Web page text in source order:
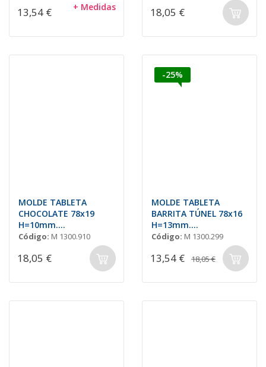
13,54 € + Medidas 18,05 €
MOLDE TABLETA
CHOCOLATE 78x19
H=10mm.
2x10und.15gr
Código: M 1300.910
18,05 €
-25%
MOLDE TABLETA
BARRITA TÚNEL 78x16
H=13mm.
(5x3und.)15gr.
Código: M 1300.299
13,54 € 18,05 €